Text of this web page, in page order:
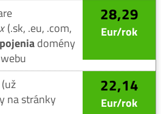
(.sk, .eu, .com,
domény
28,29
Eur/rok
na stránky
22,14
Eur/rok